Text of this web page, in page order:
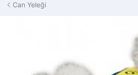
Can Yeleği